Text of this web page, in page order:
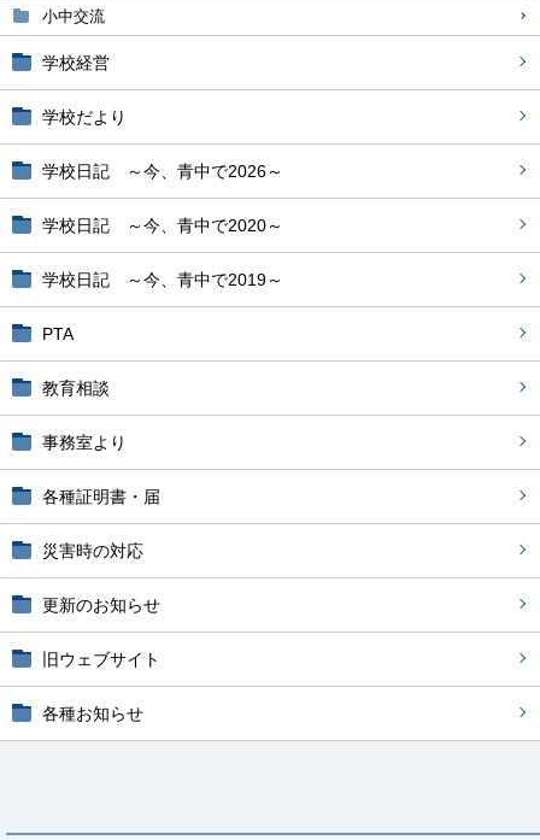
小中交流
学校経営
学校だより
学校日記 ～今、青中で2026～
学校日記 ～今、青中で2020～
学校日記 ～今、青中で2019～
PTA
教育相談
事務室より
各種証明書・届
災害時の対応
更新のお知らせ
旧ウェブサイト
各種お知らせ